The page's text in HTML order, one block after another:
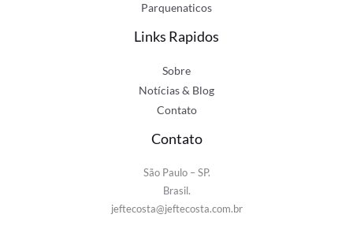
Parquenaticos
Links Rapidos
Sobre
Notícias & Blog
Contato
Contato
São Paulo – SP.
Brasil.
jeftecosta@jeftecosta.com.br